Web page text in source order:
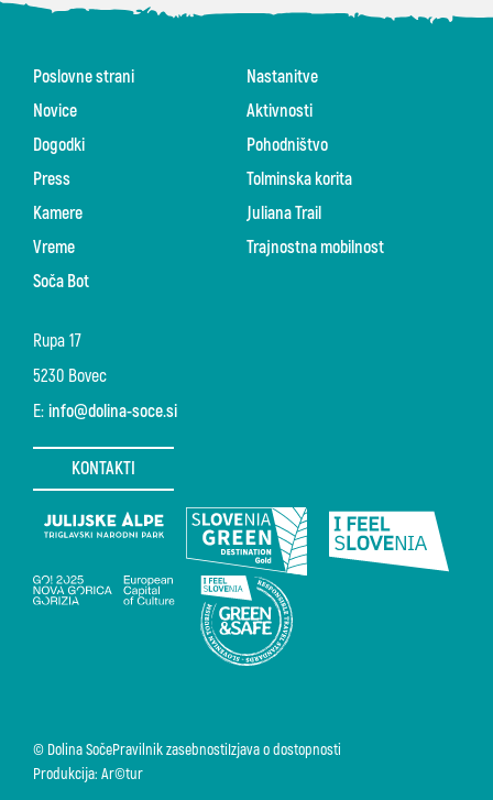
Rupa 17
5230 Bovec
E: info@dolina-soce.si
KONTAKTI
Poslovne strani
Novice
Dogodki
Press
Kamere
Vreme
Soča Bot
Nastanitve
Aktivnosti
Pohodništvo
Tolminska korita
Juliana Trail
Trajnostna mobilnost
© Dolina SočePravilnik zasebnostiIzjava o dostopnosti
Produkcija: Ar©tur